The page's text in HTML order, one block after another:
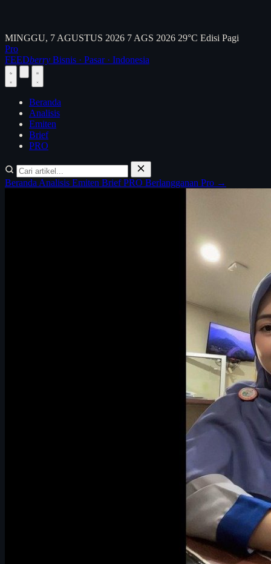
MINGGU, 7 AGUSTUS 2026 7 AGS 2026 29°C Edisi Pagi
Pro
FEEDberry Bisnis · Pasar · Indonesia
Beranda
Analisis
Emiten
Brief
PRO
Beranda Analisis Emiten BriefPRO Berlangganan Pro →